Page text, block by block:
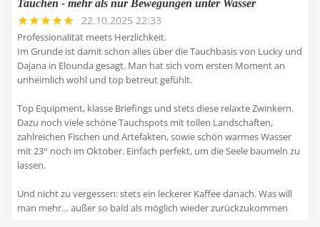
Tauchen - mehr als nur Bewegungen unter Wasser
22.10.2025 22:33
Professionalität meets Herzlichkeit.
Im Grunde ist damit schon alles über die Tauchbasis von Lucky und
Dajana in Elounda gesagt. Man hat sich vom ersten Moment an
unheimlich wohl und top betreut gefühlt.
Top Equipment, klasse Briefings und stets diese relaxte Zwinkern.
Dazu noch viele schöne Tauchspots mit tollen Landschaften,
zahlreichen Fischen und Artefakten, sowie schön warmes Wasser
mit 23° noch im Oktober. Einfach perfekt, um die Seele baumeln zu
lassen.
Und nicht zu vergessen: stets ein leckerer Kaffee danach. Was will
man mehr… außer so bald als möglich wieder zurückzukommen